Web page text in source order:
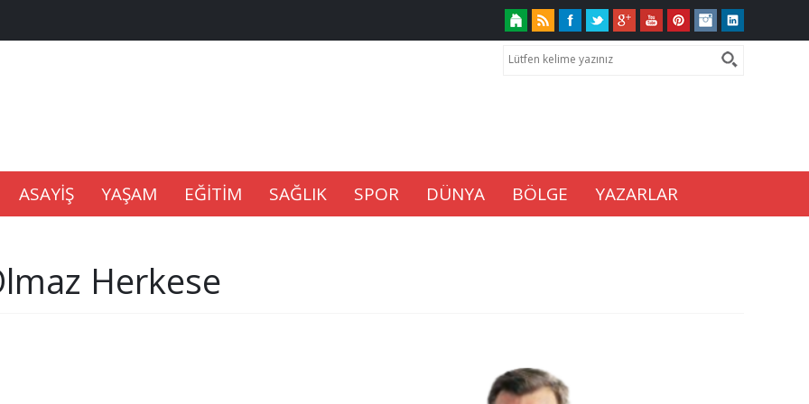
ASAYİŞ YAŞAM EĞİTİM SAĞLIK SPOR DÜNYA BÖLGE YAZARLAR
Herkese